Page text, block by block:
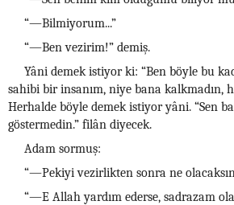
“—Bilmiyorum...”
“—Ben vezirim!” demiş.
Yâni demek istiyor ki: “Ben böyle bu
sahibi bir insanım, niye bana kalkmadın,
Herhalde böyle demek istiyor yâni. “Sen
göstermedin.” filân diyecek.
Adam sormuş:
“—Pekiyi vezirlikten sonra ne
“—E Allah yardım ederse, sadrazam